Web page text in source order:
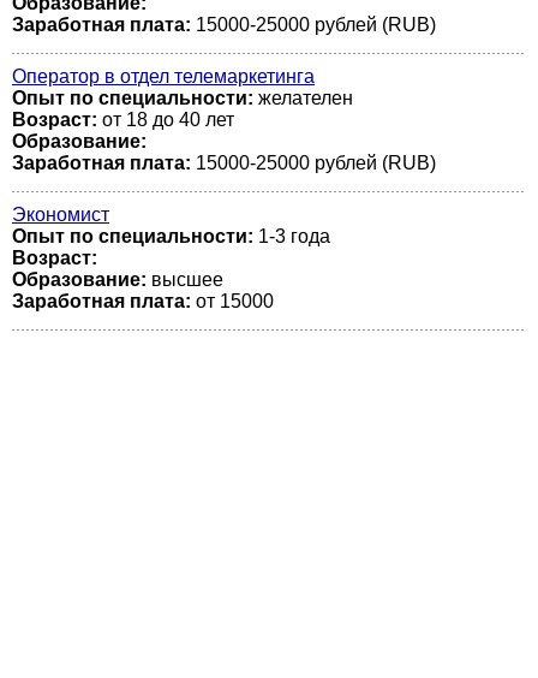
Заработная плата: 15000-25000 рублей (RUB)
Оператор в отдел телемаркетинга
Опыт по специальности: желателен
Возраст: от 18 до 40 лет
Образование:
Заработная плата: 15000-25000 рублей (RUB)
Экономист
Опыт по специальности: 1-3 года
Возраст:
Образование: высшее
Заработная плата: от 15000